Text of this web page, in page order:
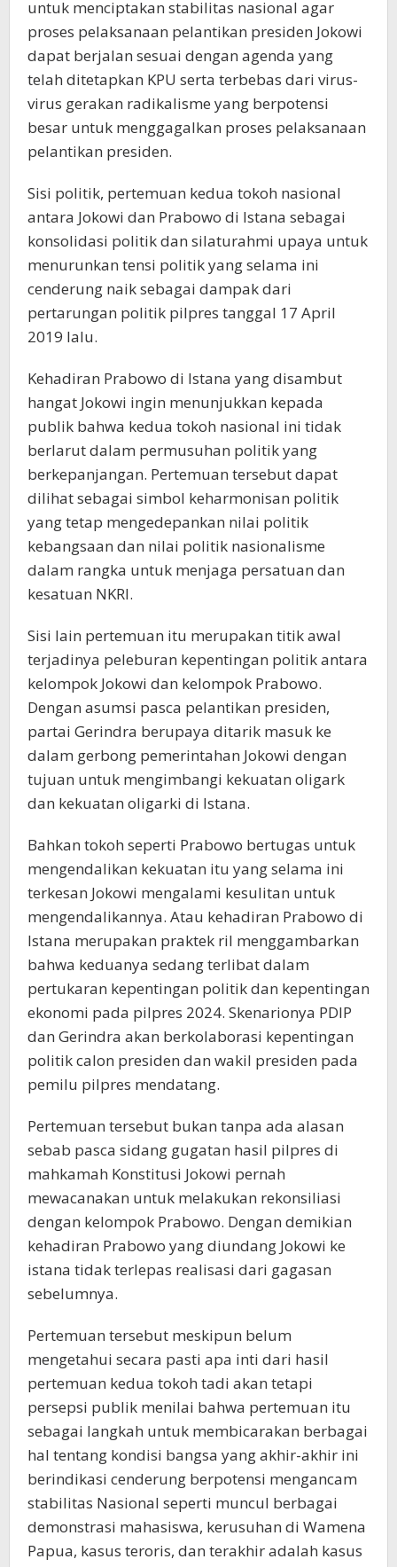
untuk menciptakan stabilitas nasional agar
proses pelaksanaan pelantikan presiden Jokowi
dapat berjalan sesuai dengan agenda yang
telah ditetapkan KPU serta terbebas dari virus-
virus gerakan radikalisme yang berpotensi
besar untuk menggagalkan proses pelaksanaan
pelantikan presiden.
Sisi politik, pertemuan kedua tokoh nasional
antara Jokowi dan Prabowo di Istana sebagai
konsolidasi politik dan silaturahmi upaya untuk
menurunkan tensi politik yang selama ini
cenderung naik sebagai dampak dari
pertarungan politik pilpres tanggal 17 April
2019 lalu.
Kehadiran Prabowo di Istana yang disambut
hangat Jokowi ingin menunjukkan kepada
publik bahwa kedua tokoh nasional ini tidak
berlarut dalam permusuhan politik yang
berkepanjangan. Pertemuan tersebut dapat
dilihat sebagai simbol keharmonisan politik
yang tetap mengedepankan nilai politik
kebangsaan dan nilai politik nasionalisme
dalam rangka untuk menjaga persatuan dan
kesatuan NKRI.
Sisi lain pertemuan itu merupakan titik awal
terjadinya peleburan kepentingan politik antara
kelompok Jokowi dan kelompok Prabowo.
Dengan asumsi pasca pelantikan presiden,
partai Gerindra berupaya ditarik masuk ke
dalam gerbong pemerintahan Jokowi dengan
tujuan untuk mengimbangi kekuatan oligark
dan kekuatan oligarki di Istana.
Bahkan tokoh seperti Prabowo bertugas untuk
mengendalikan kekuatan itu yang selama ini
terkesan Jokowi mengalami kesulitan untuk
mengendalikannya. Atau kehadiran Prabowo di
Istana merupakan praktek ril menggambarkan
bahwa keduanya sedang terlibat dalam
pertukaran kepentingan politik dan kepentingan
ekonomi pada pilpres 2024. Skenarionya PDIP
dan Gerindra akan berkolaborasi kepentingan
politik calon presiden dan wakil presiden pada
pemilu pilpres mendatang.
Pertemuan tersebut bukan tanpa ada alasan
sebab pasca sidang gugatan hasil pilpres di
mahkamah Konstitusi Jokowi pernah
mewacanakan untuk melakukan rekonsiliasi
dengan kelompok Prabowo. Dengan demikian
kehadiran Prabowo yang diundang Jokowi ke
istana tidak terlepas realisasi dari gagasan
sebelumnya.
Pertemuan tersebut meskipun belum
mengetahui secara pasti apa inti dari hasil
pertemuan kedua tokoh tadi akan tetapi
persepsi publik menilai bahwa pertemuan itu
sebagai langkah untuk membicarakan berbagai
hal tentang kondisi bangsa yang akhir-akhir ini
berindikasi cenderung berpotensi mengancam
stabilitas Nasional seperti muncul berbagai
demonstrasi mahasiswa, kerusuhan di Wamena
Papua, kasus teroris, dan terakhir adalah kasus